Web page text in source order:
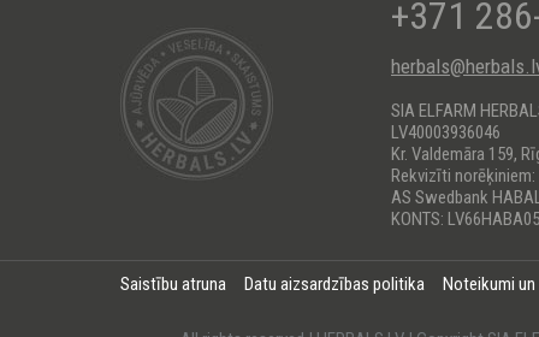
+371
SIA ELFARM
LV40003936046
Kr. Valdemāra 159,
Rekvizīti norēķiniem:
AS Swedbank
KONTS:
Saistību atruna Datu aizsardzības politika Noteikumi